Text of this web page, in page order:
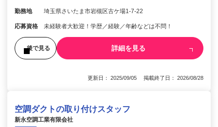
勤務地 埼玉県さいたま市岩槻区古ケ場1-7-22
応募資格 未経験者大歓迎！学歴／経験／年齢などは不問！
後で見る 詳細を見る
更新日： 2025/09/05 掲載終了日： 2026/08/28
空調ダクトの取り付けスタッフ
新永空調工業有限会社